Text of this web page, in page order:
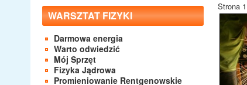
WARSZTAT FIZYKI
Darmowa energia
Warto odwiedzić
Mój Sprzęt
Fizyka Jądrowa
Promieniowanie Rentgenowskie
Strona